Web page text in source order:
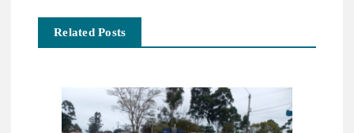
a
c
Related Posts